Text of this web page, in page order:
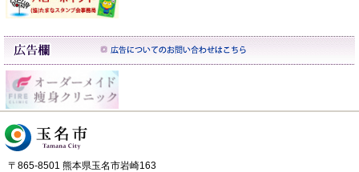
〒865-8501 熊本県玉名市岩崎163